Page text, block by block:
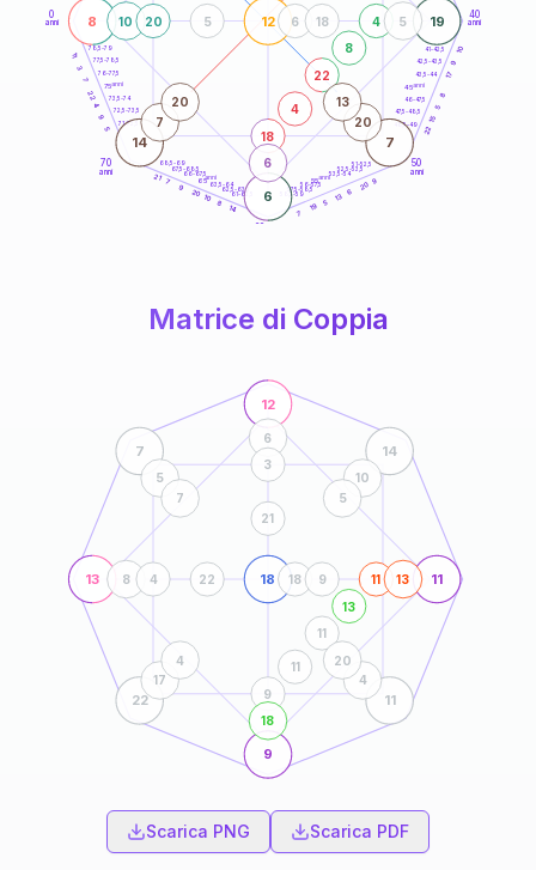
0
anni
40
anni
50
anni
60
70
anni
41-42,5
42,5-43,5
43,5-44
46-47,5
47,5-48,5
48,5-49
51-52,5
52,5-53,5
53,5-54
56-57,5
57,5-58,5
58,5-59
61-62,5
62,5-63,5
63,5-64
66-67,5
67,5-68,5
68,5-69
71-72,5
72,5-73,5
73,5-74
76-77,5
77,5-78,5
78,5-79 10
9
17
8
5
15
22
9
20
6
13
5
19
7
14
8
10
20
9
7
21
5
9
4
22
7
3
11
8 19
6
12
14 7
18
4
22
8
4
10 5
6
20 6 18
5
7
20
20
13
45anni
55anni
65anni
75anni
Matrice di Coppia
13
12
11
9
18
7 14
22 11
9
11
11
13
11
8
6
13
18
4
3
18 9
22
21
5
7
10
5
17
4
4
20
Scarica PNG Scarica PDF